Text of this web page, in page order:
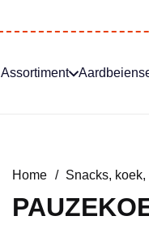
Assortiment
Home / Snacks,